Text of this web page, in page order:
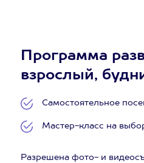
Программа
взрослый,
Самостоятельное
Мастер-класс на
Разрешена фото- и